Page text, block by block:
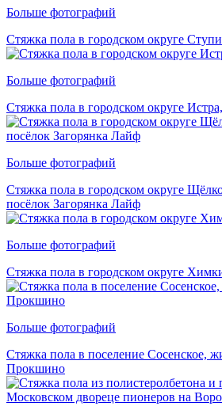
Больше фотографий
Стяжка пола в городском округе
Больше фотографий
Стяжка пола в городском округе
Больше фотографий
Стяжка пола в городском округе
посёлок Загорянка Лайф
Больше фотографий
Стяжка пола в городском округе
Больше фотографий
Стяжка пола в поселение Сосенское,
Прокшино